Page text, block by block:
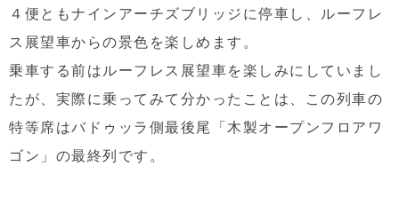
４便ともナインアーチズブリッジに停車し、ルーフレ
ス展望車からの景色を楽しめます。
乗車する前はルーフレス展望車を楽しみにしていまし
たが、実際に乗ってみて分かったことは、この列車の
特等席はバドゥッラ側最後尾「木製オープンフロアワ
ゴン」の最終列です。